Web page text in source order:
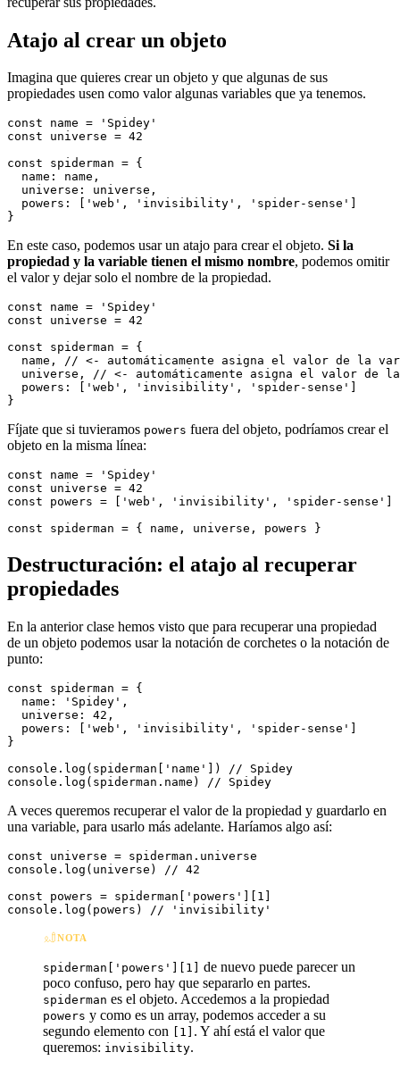
Atajo al crear un objeto
Imagina que quieres crear un objeto y que algunas de sus
propiedades usen como valor algunas variables que ya tenemos.
const name = 'Spidey'
const universe = 42
const spiderman = {
  name: name,
  universe: universe,
  powers: ['web', 'invisibility', 'spider-sense']
En este caso, podemos usar un atajo para crear el objeto. Si la
propiedad y la variable tienen el mismo nombre, podemos omitir
el valor y dejar solo el nombre de la propiedad.
const name = 'Spidey'
const universe = 42
const spiderman = {
name, // <- automáticamente asigna el valor de la
universe, // <- automáticamente asigna el valor de
  powers: ['web', 'invisibility', 'spider-sense']
Fíjate que si tuvieramos powers fuera del objeto, podríamos crear el
objeto en la misma línea:
const name = 'Spidey'
const universe = 42
const powers = ['web', 'invisibility', 'spider-sense']
Destructuración: el atajo al recuperar
propiedades
En la anterior clase hemos visto que para recuperar una propiedad
de un objeto podemos usar la notación de corchetes o la notación de
punto:
const spiderman = {
  name: 'Spidey',
  universe: 42,
  powers: ['web', 'invisibility', 'spider-sense']
}
console.log(spiderman['name']) // Spidey
A veces queremos recuperar el valor de la propiedad y guardarlo en
una variable, para usarlo más adelante. Haríamos algo así:
const universe = spiderman.universe
console.log(universe) // 42
const powers = spiderman['powers'][1]
NOTA
spiderman['powers'][1]
de nuevo puede parecer un
poco confuso, pero hay que separarlo en partes.
spiderman es el objeto. Accedemos a la propiedad
powers y como es un array, podemos acceder a su
segundo elemento con
[1] . Y ahí está el valor que
queremos: invisibility.